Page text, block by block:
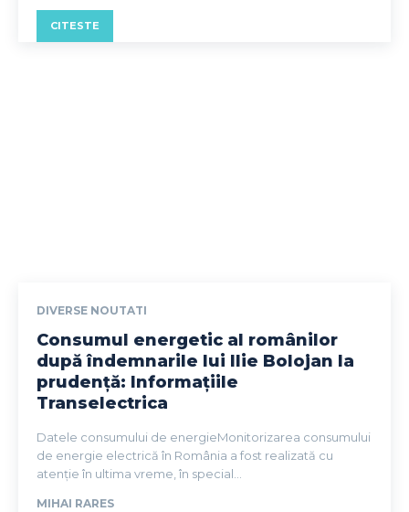
CITESTE
DIVERSE NOUTATI
Consumul energetic al românilor
după îndemnarile lui Ilie Bolojan la
prudență: Informațiile
Transelectrica
Datele consumului de energieMonitorizarea consumului
de energie electrică în România a fost realizată cu
atenție în ultima vreme, în special...
MIHAI RARES